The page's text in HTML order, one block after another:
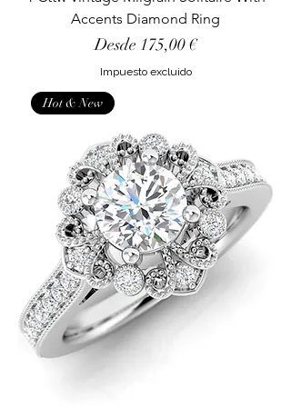
Accents Diamond Ring
Desde 175,00 €
Precio de oferta
Impuesto excluido
Hot & New